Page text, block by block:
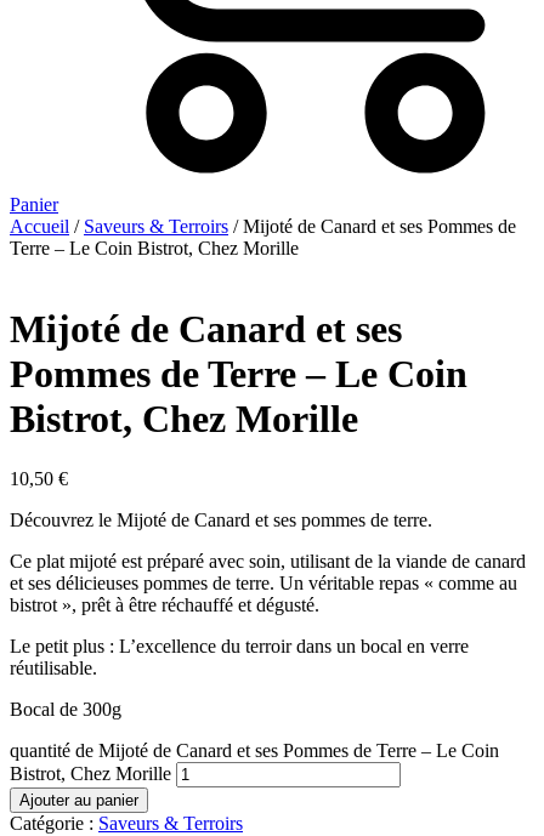
Panier
Accueil / Saveurs & Terroirs / Mijoté de Canard et ses Pommes de
Terre – Le Coin Bistrot, Chez Morille
Mijoté de Canard et ses
Pommes de Terre – Le Coin
Bistrot, Chez Morille
10,50 €
Découvrez le Mijoté de Canard et ses pommes de terre.
Ce plat mijoté est préparé avec soin, utilisant de la viande de canard
et ses délicieuses pommes de terre. Un véritable repas « comme au
bistrot », prêt à être réchauffé et dégusté.
Le petit plus : L’excellence du terroir dans un bocal en verre
réutilisable.
Bocal de 300g
quantité de Mijoté de Canard et ses Pommes de Terre – Le Coin
Bistrot, Chez Morille
Ajouter au panier
Catégorie : Saveurs & Terroirs